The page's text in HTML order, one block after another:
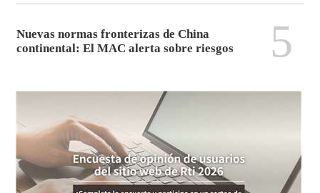
Nuevas normas fronterizas de China
continental: El MAC alerta sobre riesgos
5